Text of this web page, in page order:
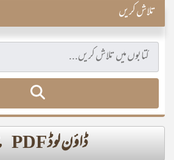
تلاش کریں
ڈاؤن لوڈ PDF